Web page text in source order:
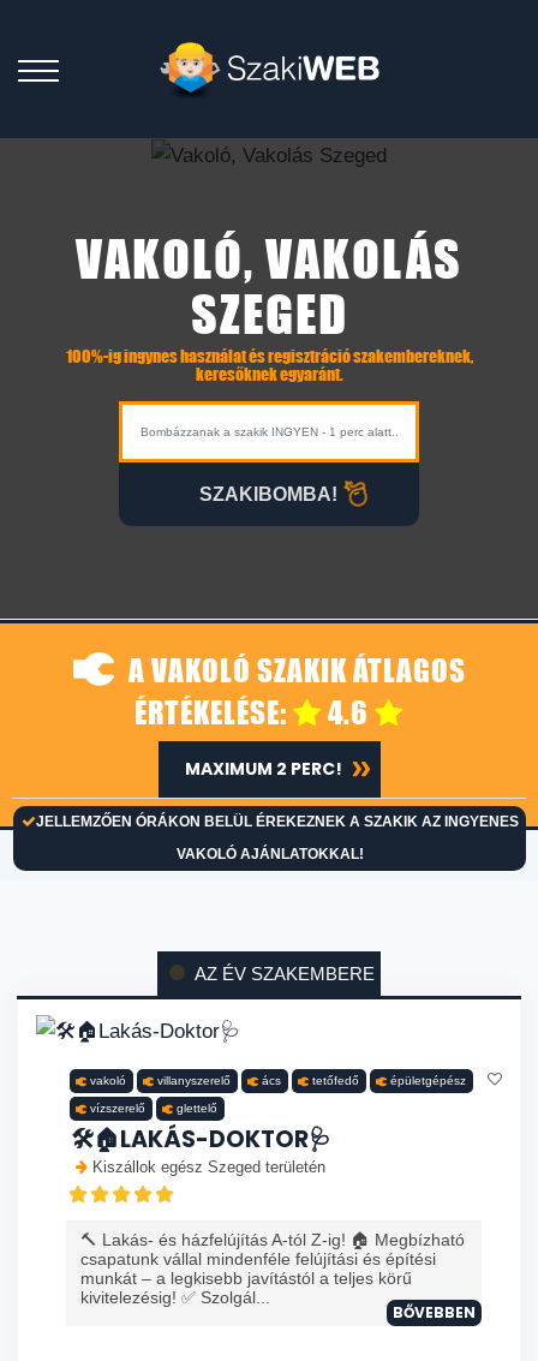
VAKOLÓ, VAKOLÁS
SZEGED
100%-ig ingynes használat és regisztráció szakembereknek,
keresőknek egyaránt.
SZAKIBOMBA!
A VAKOLÓ SZAKIK ÁTLAGOS
ÉRTÉKELÉSE:
4.6
JELLEMZŐEN ÓRÁKON BELÜL ÉREKEZNEK A SZAKIK AZ INGYENES
VAKOLÓ AJÁNLATOKKAL!
MAXIMUM 2 PERC!
AZ ÉV SZAKEMBERE
vakoló villanyszerelő ács tetőfedő épületgépész
vízszerelő glettelő
🛠️🏠LAKÁS-DOKTOR🩺
Kiszállok egész Szeged területén
🔨 Lakás- és házfelújítás A-tól Z-ig! 🏠 Megbízható
csapatunk vállal mindenféle felújítási és építési
munkát – a legkisebb javítástól a teljes körű
kivitelezésig! ✅ Szolgál...
BŐVEBBEN